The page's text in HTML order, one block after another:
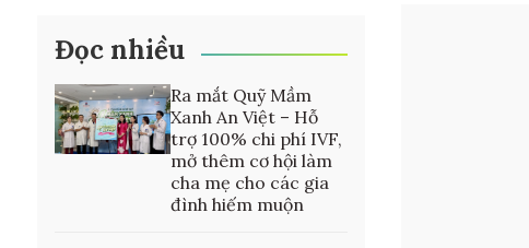
Đọc nhiều
Ra mắt Quỹ Mầm
Xanh An Việt – Hỗ
trợ 100% chi phí IVF,
mở thêm cơ hội làm
cha mẹ cho các gia
đình hiếm muộn